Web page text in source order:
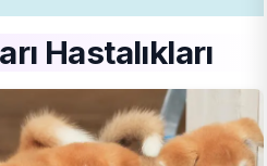
Hastalıkları